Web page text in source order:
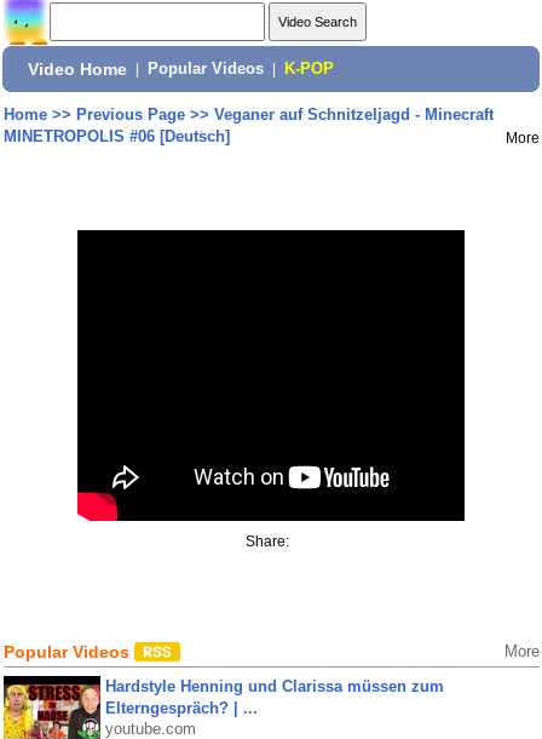
Video Home Popular Videos K-POP
Home>> Previous Page>> Veganer auf Schnitzeljagd - Minecraft
MINETROPOLIS #06 [Deutsch]
More
Share:
Popular Videos More
Hardstyle Henning und Clarissa müssen zum
Elterngespräch? | ...
youtube.com